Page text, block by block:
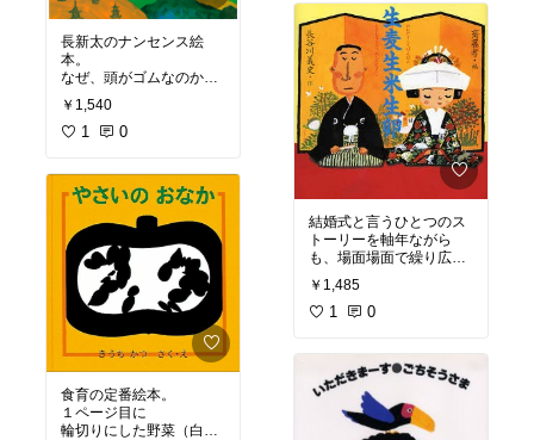
長新太のナンセンス絵
本。
なぜ、頭がゴムなのかは
置いといて笑、ゴムなの
で、スーパーボールのよ
うにいろんな所へ飛んで
おばけにぶつかって飛ん
でいったり、ハリネズミ
は、、、？
ぶつかる前に、「それに
ぶつかって大丈夫？？」
とちょっとドキッとさせ
られ、その結果が面白
い。
年中くらいから楽しめそ
うです😃。
￥1,540
1 0
食育の定番絵本。
１ページ目に
輪切りにした野菜（白黒
ぎりにしてしまい、ビル
を見つけたらビルもおに
ぎりに。
山やビルなので食べられ
ません。
と言っておきながら、最
後におにぎりにされてし
まうのは、お母さん。
お母さん食べられないは
ずだけど猫が狙っている
のがシュールで面白いで
結婚式と言うひとつのス
トーリーを軸年ながら
も、場面場面で繰り広げ
ことばで紹介されます。
小学生くらいから言葉に
注目しても絵に注目して
も面白い一冊です。
￥1,485
1 0